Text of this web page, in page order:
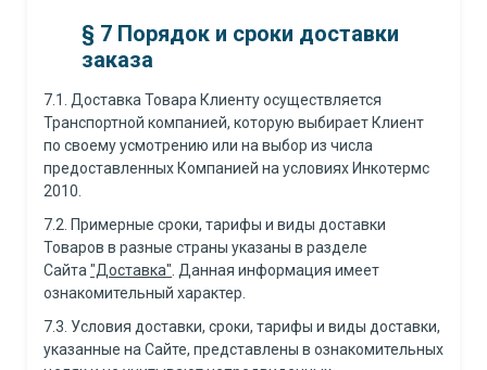
§ 7 Порядок и сроки доставки
заказа
7.1. Доставка Товара Клиенту осуществляется
Транспортной компанией, которую выбирает Клиент
по своему усмотрению или на выбор из числа
предоставленных Компанией на условиях Инкотермс
2010.
7.2. Примерные сроки, тарифы и виды доставки
Товаров в разные страны указаны в разделе
Сайта"Доставка". Данная информация имеет
ознакомительный характер.
7.3. Условия доставки, сроки, тарифы и виды доставки,
указанные на Сайте, представлены в ознакомительных